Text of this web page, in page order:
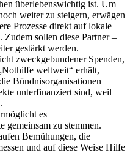
überlebenswichtig ist. Um
weiter zu steigern, erwägen
Prozesse direkt auf lokale
Zudem sollen diese Partner –
gestärkt werden.
zweckgebundener Spenden,
weltweit“ erhält,
Bündnisorganisationen
unterfinanziert sind, weil
es
gemeinsam zu stemmen.
Bemühungen, die
und auf diese Weise Hilfe